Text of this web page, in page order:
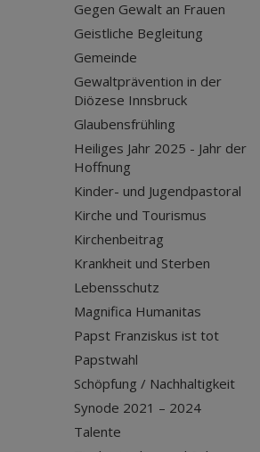
Gegen Gewalt an Frauen
Geistliche Begleitung
Gemeinde
Gewaltprävention in der
Diözese Innsbruck
Glaubensfrühling
Heiliges Jahr 2025 - Jahr der
Hoffnung
Kinder- und Jugendpastoral
Kirche und Tourismus
Kirchenbeitrag
Krankheit und Sterben
Lebensschutz
Magnifica Humanitas
Papst Franziskus ist tot
Papstwahl
Schöpfung / Nachhaltigkeit
Synode 2021 – 2024
Talente